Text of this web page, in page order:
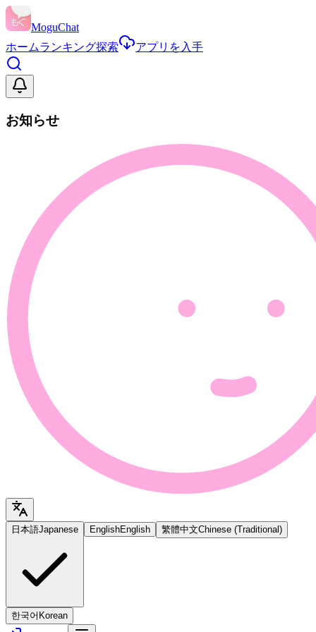
MoguChat
ホームランキング探索 アプリを入手
お知らせ
日本語Japanese EnglishEnglish 繁體中文Chinese (Traditional)
한국어 Korean